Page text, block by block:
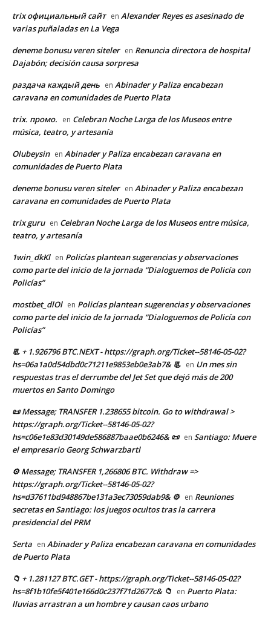
trix официальный сайт en Alexander Reyes es asesinado de
varias puñaladas en La Vega
deneme bonusu veren siteler en Renuncia directora de hospital
Dajabón; decisión causa sorpresa
раздача каждый день en Abinader y Paliza encabezan
caravana en comunidades de Puerto Plata
trix. промо. en Celebran Noche Larga de los Museos entre
música, teatro, y artesanía
Olubeysin en Abinader y Paliza encabezan caravana en
comunidades de Puerto Plata
deneme bonusu veren siteler en Abinader y Paliza encabezan
caravana en comunidades de Puerto Plata
trix guru en Celebran Noche Larga de los Museos entre música,
teatro, y artesanía
1win_dkKl en Policías plantean sugerencias y observaciones
como parte del inicio de la jornada “Dialoguemos de Policía con
Policías”
mostbet_dlOl en Policías plantean sugerencias y observaciones
como parte del inicio de la jornada “Dialoguemos de Policía con
Policías”
📃 + 1.926796 BTC.NEXT - https://graph.org/Ticket--58146-05-02?
hs=06a1a0d54dbd0c71211e9853eb0e3ab7& 📃 en Un mes sin
respuestas tras el derrumbe del Jet Set que dejó más de 200
muertos en Santo Domingo
📜 Message; TRANSFER 1.238655 bitcoin. Go to withdrawal >
https://graph.org/Ticket--58146-05-02?
hs=c06e1e83d30149de586887baae0b6246& 📜 en Santiago: Muere
el empresario Georg Schwarzbartl
⚙ Message; TRANSFER 1,266806 BTC. Withdraw =>
https://graph.org/Ticket--58146-05-02?
hs=d37611bd948867be131a3ec73059dab9& ⚙ en Reuniones
secretas en Santiago: los juegos ocultos tras la carrera
presidencial del PRM
Serta en Abinader y Paliza encabezan caravana en comunidades
de Puerto Plata
📁 + 1.281127 BTC.GET - https://graph.org/Ticket--58146-05-02?
hs=8f1b10fe5f401e166d0c237f71d2677c& 📁 en Puerto Plata:
lluvias arrastran a un hombre y causan caos urbano